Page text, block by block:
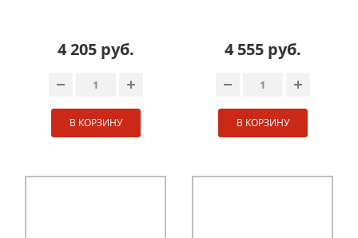
4 205 руб.
В КОРЗИНУ
4 555 руб.
В КОРЗИНУ